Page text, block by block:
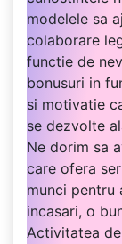
modelele sa
colaborare
functie de
bonusuri in
si motivatie
se dezvolte
Ne dorim sa
care ofera
munci pentru
incasari, o
Activitatea